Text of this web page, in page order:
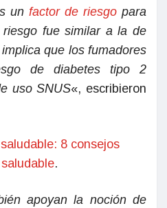
un factor de riesgo para
fue similar a la de
que los fumadores
de diabetes tipo 2
uso SNUS«, escribieron
8 consejos
.
apoyan la noción de